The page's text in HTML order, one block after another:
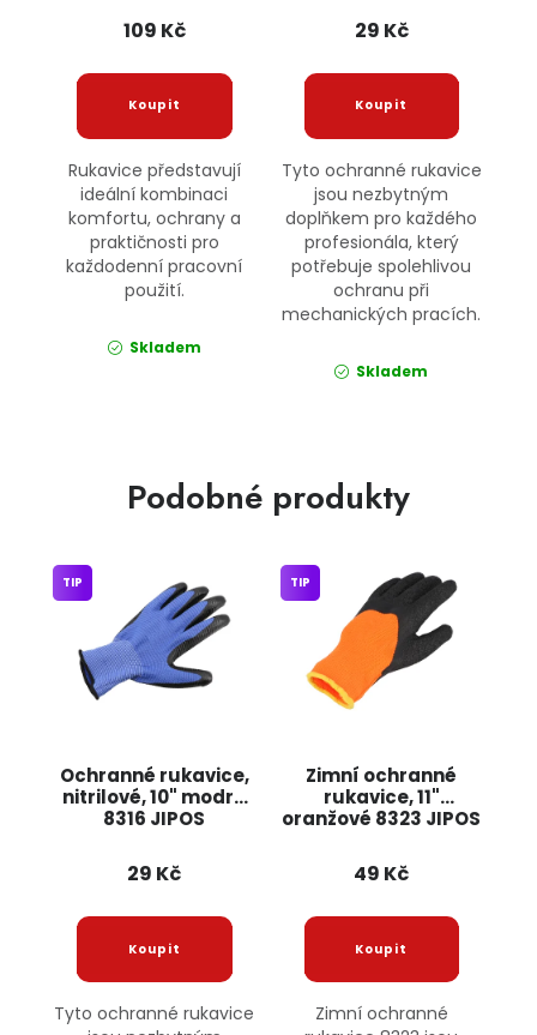
109 Kč
Rukavice představují
ideální kombinaci
komfortu, ochrany a
praktičnosti pro
každodenní pracovní
použití.
Skladem
29 Kč
Tyto ochranné rukavice
jsou nezbytným
doplňkem pro každého
profesionála, který
potřebuje spolehlivou
ochranu při
mechanických pracích.
Skladem
Podobné produkty
Ochranné rukavice,
nitrilové, 10" modré
8316 JIPOS
TIP
29 Kč
Tyto ochranné rukavice
Zimní ochranné
rukavice, 11"
oranžové 8323 JIPOS
TIP
49 Kč
Zimní ochranné